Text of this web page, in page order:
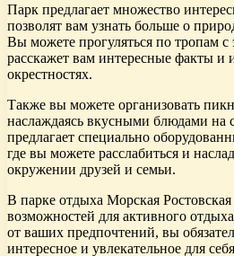
Парк предлагает множество
позволят вам узнать больше о
Вы можете прогуляться по тропам с
расскажет вам интересные факты и
окрестностях.
Также вы можете организовать
наслаждаясь вкусными блюдами на
предлагает специально
где вы можете расслабиться и
окружении друзей и семьи.
В парке отдыха Морская Ростовская
возможностей для активного
от ваших предпочтений, вы
интересное и увлекательное для